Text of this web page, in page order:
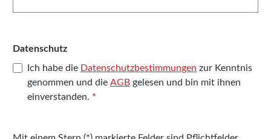
Datenschutz
Ich habe die Datenschutzbestimmungen zur Kenntnis
genommen und die AGB gelesen und bin mit ihnen
einverstanden. *